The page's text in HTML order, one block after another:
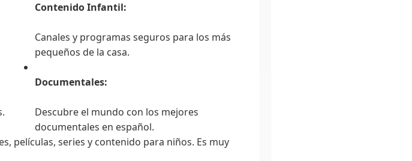
Contenido Infantil:
Canales y programas seguros para los más
pequeños de la casa.
Documentales:
Descubre el mundo con los mejores
documentales en español.
películas, series y contenido para niños. Es muy